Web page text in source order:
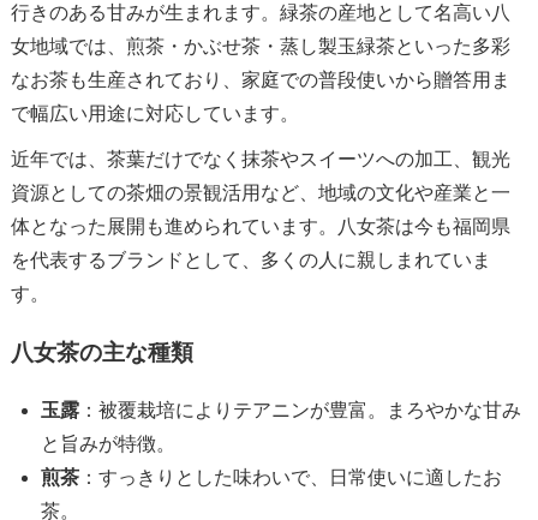
行きのある甘みが生まれます。緑茶の産地として名高い八
女地域では、煎茶・かぶせ茶・蒸し製玉緑茶といった多彩
なお茶も生産されており、家庭での普段使いから贈答用ま
で幅広い用途に対応しています。
近年では、茶葉だけでなく抹茶やスイーツへの加工、観光
資源としての茶畑の景観活用など、地域の文化や産業と一
体となった展開も進められています。八女茶は今も福岡県
を代表するブランドとして、多くの人に親しまれていま
す。
八女茶の主な種類
玉露：被覆栽培によりテアニンが豊富。まろやかな甘み
と旨みが特徴。
煎茶：すっきりとした味わいで、日常使いに適したお
茶。